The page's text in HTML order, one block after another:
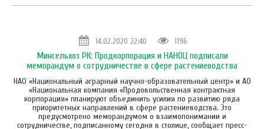
14.02.2020 22:40 1196
Минсельхоз РК: Продкорпорация и НАНОЦ подписали
меморандум о сотрудничестве в сфере растениеводства
НАО «Национальный аграрный научно-образовательный центр» и АО
«Национальная компания «Продовольственная контрактная
корпорация» планируют объединить усилия по развитию ряда
приоритетных направлений в сфере растениеводства. Это
предусмотрено меморандумом о взаимопонимании и
сотрудничестве, подписанному сегодня в столице, сообщает пресс-